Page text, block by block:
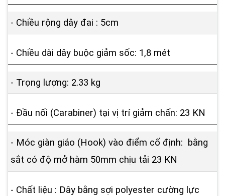
- Chiều rộng dây đai : 5cm
- Chiều dài dây buộc giảm sốc: 1,8 mét
- Trọng lượng: 2.33 kg
- Đầu nối (Carabiner) tại vị trí giảm chấn: 23 KN
- Móc giàn giáo (Hook) vào điểm cố định: bằng
sắt có độ mở hàm 50mm chịu tải 23 KN
- Chất liệu : Dây bằng sợi polyester cường lực